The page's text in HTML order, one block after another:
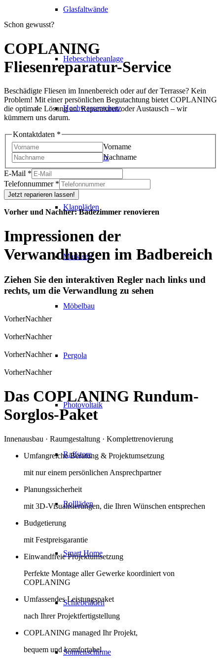
Glasfaltwände
Hebeschiebeanlage
Hochwasserschutz
Insektenschutz
Klappläden
Markisen
Möbelbau
Pergola
Photovoltaik
Raffstore
Rollläden
Smart Home
Schiebeläden
Sonnenschirme
Schon gewusst?
COPLANING
Fliesenreparatur-Service
Beschädigte Fliesen im Innenbereich oder auf der Terrasse? Kein
Problem! Mit einer persönlichen Begutachtung bietet COPLANING
die optimale Lösung an. Reparaturen oder Austausch – wir
kümmern uns darum.
Kontaktdaten *
Vorname
Nachname
E-Mail *
Telefonnummer *
Jetzt reparieren lassen!
Vorher und Nachher: Badezimmer renovieren
Impressionen der
Verwandlungen im Badbereich
Ziehen Sie den interaktiven Regler nach links und
rechts, um die Verwandlung zu sehen
VorherNachher
VorherNachher
VorherNachher
VorherNachher
Das COPLANING Rundum-
Sorglos-Paket
Innenausbau · Raumgestaltung · Komplettrenovierung
Umfangreiche Beratung & Projektumsetzung
mit nur einem persönlichen Ansprechpartner
Planungssicherheit
mit 3D-Visualisierungen, die Ihren Wünschen entsprechen
Budgetierung
mit Festpreisgarantie
Einwandfreie Projektumsetzung
Perfekte Montage aller Gewerke koordiniert von
COPLANING
Umfassendes Leistungspaket
nach Ihrer Projektfertigstellung
COPLANING managed Ihr Projekt,
bequem und komfortabel